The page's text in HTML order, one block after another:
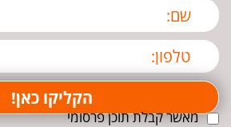
מאשר קבלת תוכן פרסומי